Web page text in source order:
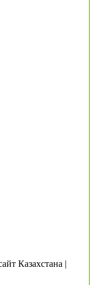
Казахстана |